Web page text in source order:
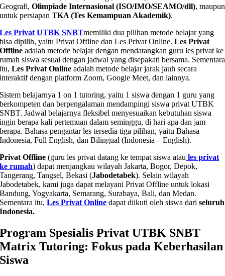
Geografi,Olimpiade Internasional (ISO/IMO/SEAMO/dll), maupun
untuk persiapan TKA (Tes Kemampuan Akademik).
Les Privat UTBK SNBTmemiliki dua pilihan metode belajar yang
bisa dipilih, yaitu Privat Offline dan Les Privat Online.Les Privat
Offline adalah metode belajar dengan mendatangkan guru les privat ke
rumah siswa sesuai dengan jadwal yang disepakati bersama. Sementara
itu,Les Privat Online adalah metode belajar jarak jauh secara
interaktif dengan platform Zoom, Google Meet, dan lainnya.
Sistem belajarnya 1 on 1 tutoring, yaitu 1 siswa dengan 1 guru yang
berkompeten dan berpengalaman mendampingi siswa privat UTBK
SNBT. Jadwal belajarnya fleksibel menyesuaikan kebutuhan siswa
ingin berapa kali pertemuan dalam seminggu, di hari apa dan jam
berapa. Bahasa pengantar les tersedia tiga pilihan, yaitu Bahasa
Indonesia, Full English, dan Bilingual (Indonesia – English).
Privat Offline (guru les privat datang ke tempat siswa atau les privat
ke rumah) dapat menjangkau wilayah Jakarta, Bogor, Depok,
Tangerang, Tangsel, Bekasi (Jabodetabek). Selain wilayah
Jabodetabek, kami juga dapat melayani Privat Offline untuk lokasi
Bandung, Yogyakarta, Semarang, Surabaya, Bali, dan Medan.
Sementara itu,Les Privat Online dapat diikuti oleh siswa dariseluruh
Indonesia.
Program Spesialis Privat UTBK SNBT
Matrix Tutoring: Fokus pada Keberhasilan
Siswa